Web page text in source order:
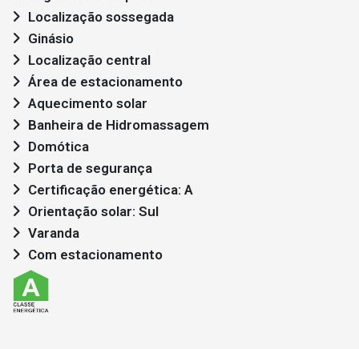
Localização sossegada
Ginásio
Localização central
Área de estacionamento
Aquecimento solar
Banheira de Hidromassagem
Domótica
Porta de segurança
Certificação energética: A
Orientação solar: Sul
Varanda
Com estacionamento